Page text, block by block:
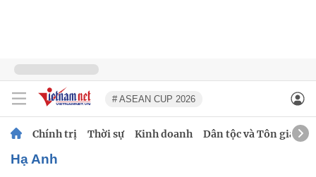
# ASEAN CUP 2026
Chính trị Thời sự Kinh doanh Dân tộc và Tôn giáo
Hạ Anh